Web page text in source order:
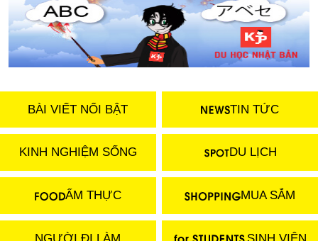
BÀI VIẾT NỔI BẬT TIN TỨC
KINH NGHIỆM SỐNG DU LỊCH
ẨM THỰC MUA SẮM